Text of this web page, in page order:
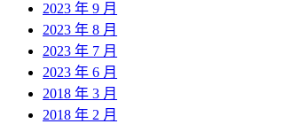
2023 年 9 月
2023 年 8 月
2023 年 7 月
2023 年 6 月
2018 年 3 月
2018 年 2 月